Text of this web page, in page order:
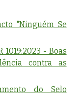
"Ninguém Se
- Boas
contra as
do Selo